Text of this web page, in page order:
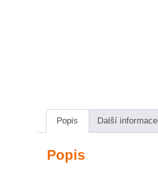
Popis Další informace
Popis